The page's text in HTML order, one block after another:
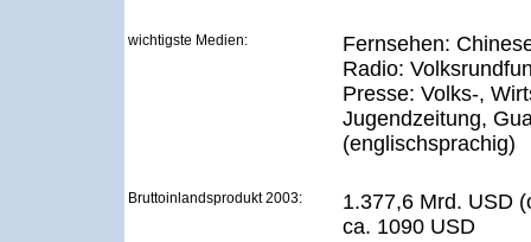
wichtigste Medien:
Fernsehen:
Radio:
Presse: Volks-,
Jugendzeitung,
(englischsprachig)
Bruttoinlandsprodukt 2003:
1.377,6 Mrd. USD
ca. 1090 USD